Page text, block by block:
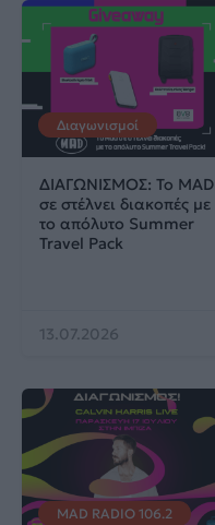
Διαγωνισμοί
ΔΙΑΓΩΝΙΣΜΟΣ: Το MAD
σε στέλνει διακοπές με
το απόλυτο Summer
Travel Pack
13.07.2026
MAD RADIO 106.2